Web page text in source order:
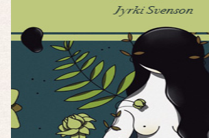
Posesión Infernal: En Llamas
Por: FrancHis
Yo justo fui a verla ayer al cine y la ver …
Por encima de tu cadáver
Por: Luar
Interesante cuando avanza, le falta algo d …